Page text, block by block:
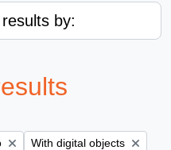
by:
filter:Remove filter:
With digital objects